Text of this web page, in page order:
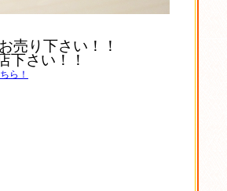
売り下さい！！
下さい！！
ら！